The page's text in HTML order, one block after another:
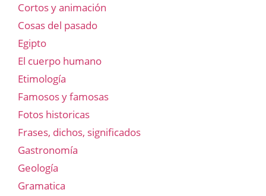
Cortos y animación
Cosas del pasado
Egipto
El cuerpo humano
Etimología
Famosos y famosas
Fotos historicas
Frases, dichos, significados
Gastronomía
Geología
Gramatica